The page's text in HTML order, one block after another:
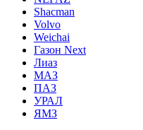
Shacman
Volvo
Weichai
Газон Next
Лиаз
МАЗ
ПАЗ
УРАЛ
ЯМЗ